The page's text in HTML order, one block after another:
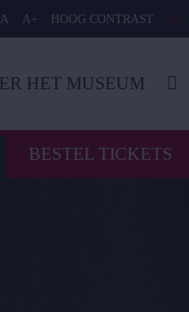
A A+ HOOG CONTRAST
HET MUSEUM
BESTEL TICKETS